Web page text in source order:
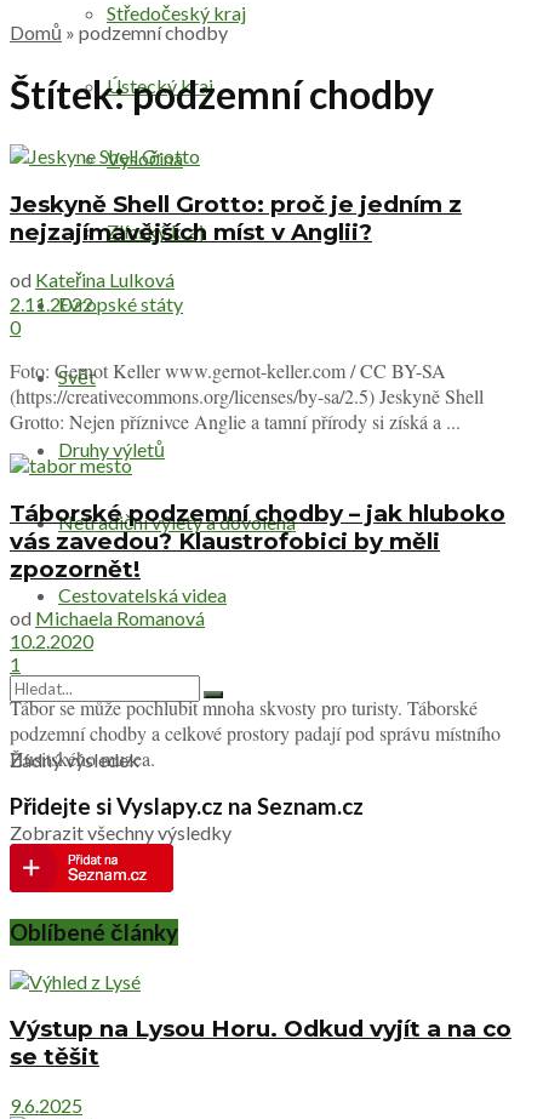
Středočeský kraj
Ústecký kraj
Vysočina
Zlínský kraj
Evropské státy
Svět
Druhy výletů
Netradiční výlety a dovolená
Cestovatelská videa
Žádný výsledek
Zobrazit všechny výsledky
Domů » podzemní chodby
Štítek:podzemní chodby
Jeskyně Shell Grotto: proč je jedním z
nejzajímavějších míst v Anglii?
od Kateřina Lulková
2.11.2022
0
Foto: Gernot Keller www.gernot-keller.com / CC BY-SA
(https://creativecommons.org/licenses/by-sa/2.5) Jeskyně Shell
Grotto: Nejen příznivce Anglie a tamní přírody si získá a ...
Táborské podzemní chodby – jak hluboko
vás zavedou? Klaustrofobici by měli
zpozornět!
od Michaela Romanová
10.2.2020
1
Tábor se může pochlubit mnoha skvosty pro turisty. Táborské
podzemní chodby a celkové prostory padají pod správu místního
Husitského muzea.
Přidejte si Vyslapy.cz na Seznam.cz
Oblíbené články
Výstup na Lysou Horu. Odkud vyjít a na co
se těšit
9.6.2025